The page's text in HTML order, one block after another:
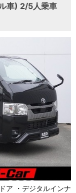
車) 2/5人乗車
ア ・デジタルインナ